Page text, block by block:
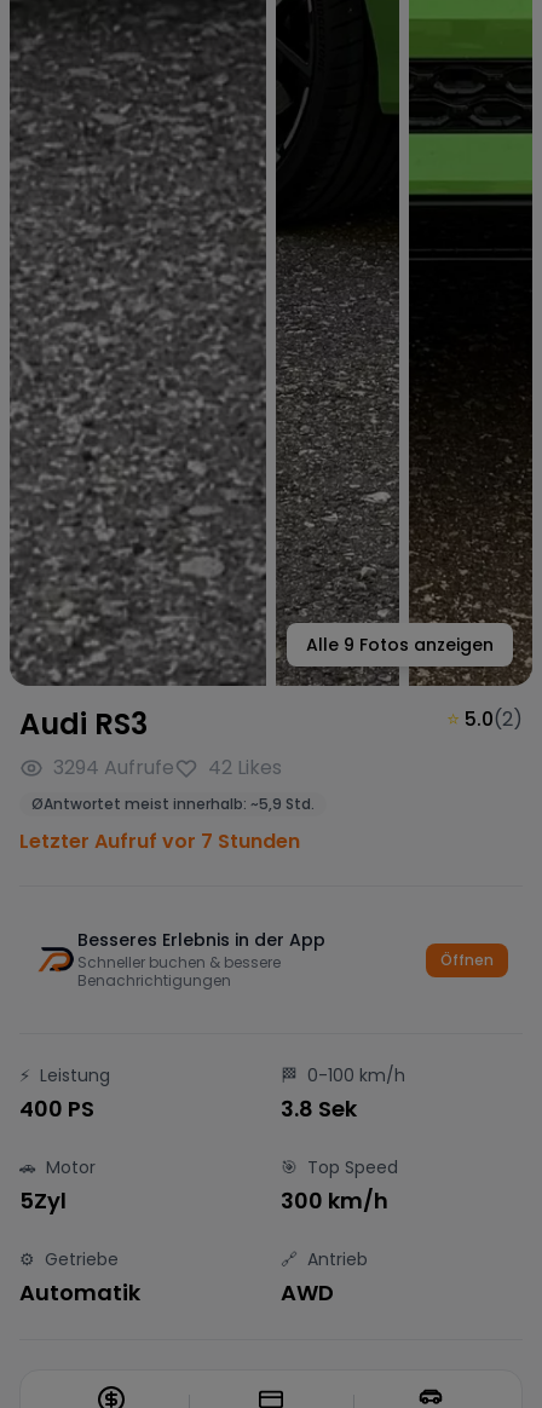
Alle 9 Fotos anzeigen
Audi RS3
3294 Aufrufe 42 Likes
ØAntwortet meist innerhalb: ~5,9 Std.
⭐ 5.0(2)
Letzter Aufruf vor 7 Stunden
Besseres Erlebnis in der App
Schneller buchen & bessere
Benachrichtigungen
Öffnen
⚡ Leistung
400 PS
🏁 0-100 km/h
3.8 Sek
🚗 Motor
5Zyl
🎯 Top Speed
300 km/h
⚙️ Getriebe
Automatik
🔗 Antrieb
AWD